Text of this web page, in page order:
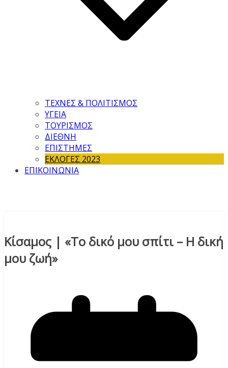
ΤΕΧΝΕΣ & ΠΟΛΙΤΙΣΜΟΣ
ΥΓΕΙΑ
ΤΟΥΡΙΣΜΟΣ
ΔΙΕΘΝΗ
ΕΠΙΣΤΗΜΕΣ
ΕΚΛΟΓΕΣ 2023
ΕΠΙΚΟΙΝΩΝΙΑ
Κίσαμος | «Το δικό μου σπίτι – Η δική
μου ζωή»